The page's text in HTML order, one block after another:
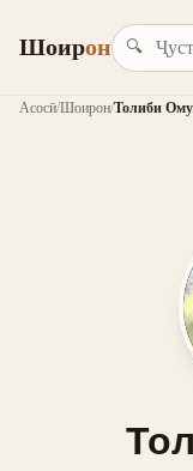
Шоирон 🔍
Асосӣ/Шоирон/Толиби